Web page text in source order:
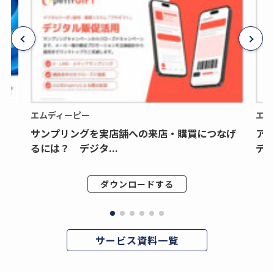
エムディーピー
サンプリングを実店舗への来店・購買につなげ
るには？ デジタ...
ダウンロードする
エ
ア
デ
サービス資料一覧